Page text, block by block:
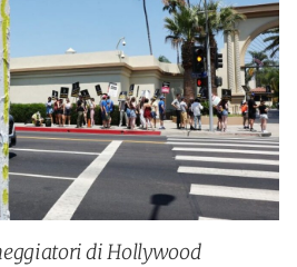
di Hollywood